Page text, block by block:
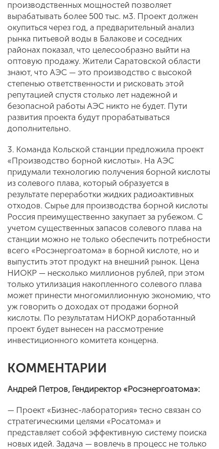
производственных мощностей позволяет
вырабатывать более 500 тыс. м3. Проект должен
окупиться через год, а предварительный анализ
рынка питьевой воды в Балакове и соседних
районах показал, что целесообразно выйти на
оптовую продажу. Жители Саратовской области
знают, что АЭС — это производство с высокой
степенью ответственности и рисковать этой
репутацией спустя столько лет надежной и
безопасной работы АЭС никто не будет. Пути
развития проекта будут прорабатываться
дополнительно.
3. Команда Кольской станции предложила проект
«Производство борной кислоты». На АЭС
придумали технологию получения борной кислоты
из солевого плава, который образуется в
результате переработки жидких радиоактивных
отходов. Сырье для производства борной кислоты
Россия преимущественно закупает за рубежом. С
учетом существенных запасов солевого плава на
станции можно не только обеспечить потребности
всего «Рос­энергоатома» в борной кислоте, но и
выпустить этот продукт на внешний рынок. Цена
НИОКР — несколько миллионов рублей, при этом
только утилизация накопленного солевого плава
может принести многомиллионную экономию, что
уж говорить о доходах от продажи борной
кислоты. По результатам НИОКР доработанный
проект будет вынесен на рассмотрение
инвестиционного комитета концерна.
КОММЕНТАРИИ
Андрей Петров, Гендиректор «Росэнергоатома»:
— Проект «Бизнес-лаборатория» тесно связан со
стратегическими целями «Росатома» и
представляет собой эффективную систему поиска
новых идей. Задача — вовлечь в процесс не только